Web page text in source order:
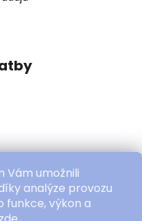
Vám umožnili
analýze provozu
funkce, výkon a